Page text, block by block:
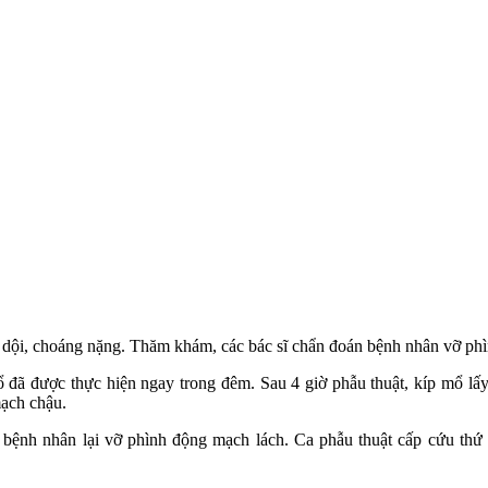
choáng nặng. Thăm khám, các bác sĩ chẩn đoán bệnh nhân vỡ
được thực hiện ngay trong đêm. Sau 4 giờ phẫu thuật, kíp mổ
chậu.
nhân lại vỡ phình động mạch lách. Ca phẫu thuật cấp cứu